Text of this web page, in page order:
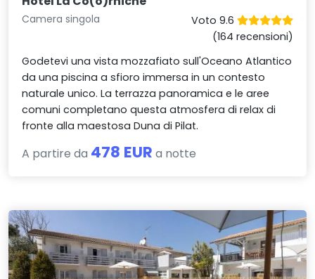
Camera singola
Voto 9.6
(164 recensioni)
Godetevi una vista mozzafiato sull'Oceano Atlantico
da una piscina a sfioro immersa in un contesto
naturale unico. La terrazza panoramica e le aree
comuni completano questa atmosfera di relax di
fronte alla maestosa Duna di Pilat.
A partire da 478 EUR a notte